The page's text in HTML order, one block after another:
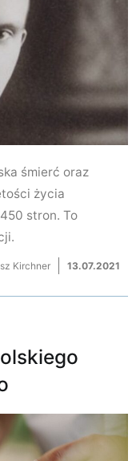
śmierć oraz
życia
stron. To
Kirchner 13.07.2021